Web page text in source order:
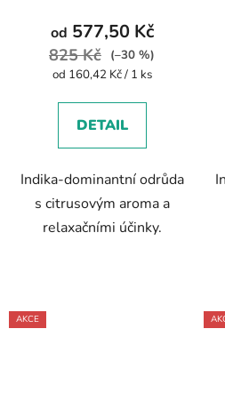
od 577,50 Kč
825 Kč
(–30 %)
Měrná
od 160,42 Kč / 1 ks
DETAIL
Indika-dominantní odrůda
s citrusovým aroma a
relaxačními účinky.
AKCE